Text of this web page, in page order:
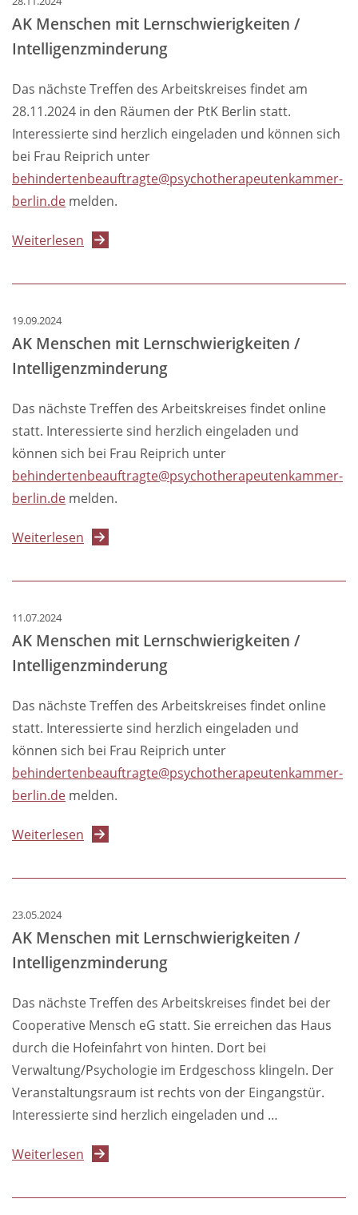
AK Menschen mit Lernschwierigkeiten /
Intelligenzminderung
Das nächste Treffen des Arbeitskreises findet am
28.11.2024 in den Räumen der PtK Berlin statt.
Interessierte sind herzlich eingeladen und können sich
bei Frau Reiprich unter
behindertenbeauftragte@psychotherapeutenkammer-
berlin.de melden.
Weiterlesen über
Menschen
/
Intelligenzminderung
19.09.2024
AK Menschen mit Lernschwierigkeiten /
Intelligenzminderung
Das nächste Treffen des Arbeitskreises findet online
statt. Interessierte sind herzlich eingeladen und
können sich bei Frau Reiprich unter
behindertenbeauftragte@psychotherapeutenkammer-
berlin.de melden.
Weiterlesen über
Menschen
/
Intelligenzminderung
11.07.2024
AK Menschen mit Lernschwierigkeiten /
Intelligenzminderung
Das nächste Treffen des Arbeitskreises findet online
statt. Interessierte sind herzlich eingeladen und
können sich bei Frau Reiprich unter
behindertenbeauftragte@psychotherapeutenkammer-
berlin.de melden.
Weiterlesen über
Menschen
/
Intelligenzminderung
23.05.2024
AK Menschen mit Lernschwierigkeiten /
Intelligenzminderung
Das nächste Treffen des Arbeitskreises findet bei der
Cooperative Mensch eG statt. Sie erreichen das Haus
durch die Hofeinfahrt von hinten. Dort bei
Verwaltung/Psychologie im Erdgeschoss klingeln. Der
Veranstaltungsraum ist rechts von der Eingangstür.
Interessierte sind herzlich eingeladen und …
Weiterlesen über
Menschen